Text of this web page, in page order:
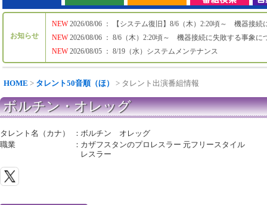
お知らせ
NEW
NEW
NEW
2026/08/06 ： 【システム復旧】8/6（木）2:20頃～ 機器接続
2026/08/06 ： 8/6（木）2:20頃～ 機器接続に失敗する事象に
2026/08/05 ： 8/19（水）システムメンテナンス
HOME > タレント50音順（ほ） > タレント出演番組情報
ボルチン・オレッグ
タレント名（カナ） ：ボルチン オレッグ
職業
： カザフスタンのプロレスラー 元フリースタイル
レスラー